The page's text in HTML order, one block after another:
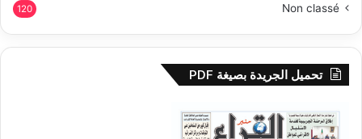
Non classé
120
تحميل الجريدة بصيغة PDF